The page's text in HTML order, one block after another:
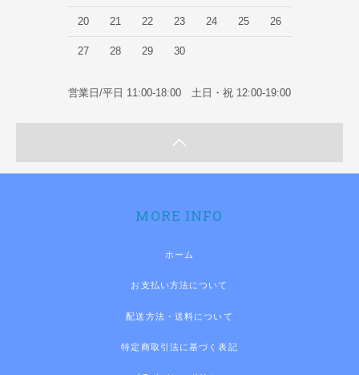
20 21 22 23 24 25 26
27 28 29 30
営業日/平日 11:00-18:00 土日・祝 12:00-19:00
MORE INFO
ホーム
お支払い方法について
配送方法・送料について
特定商取引法に基づく表記